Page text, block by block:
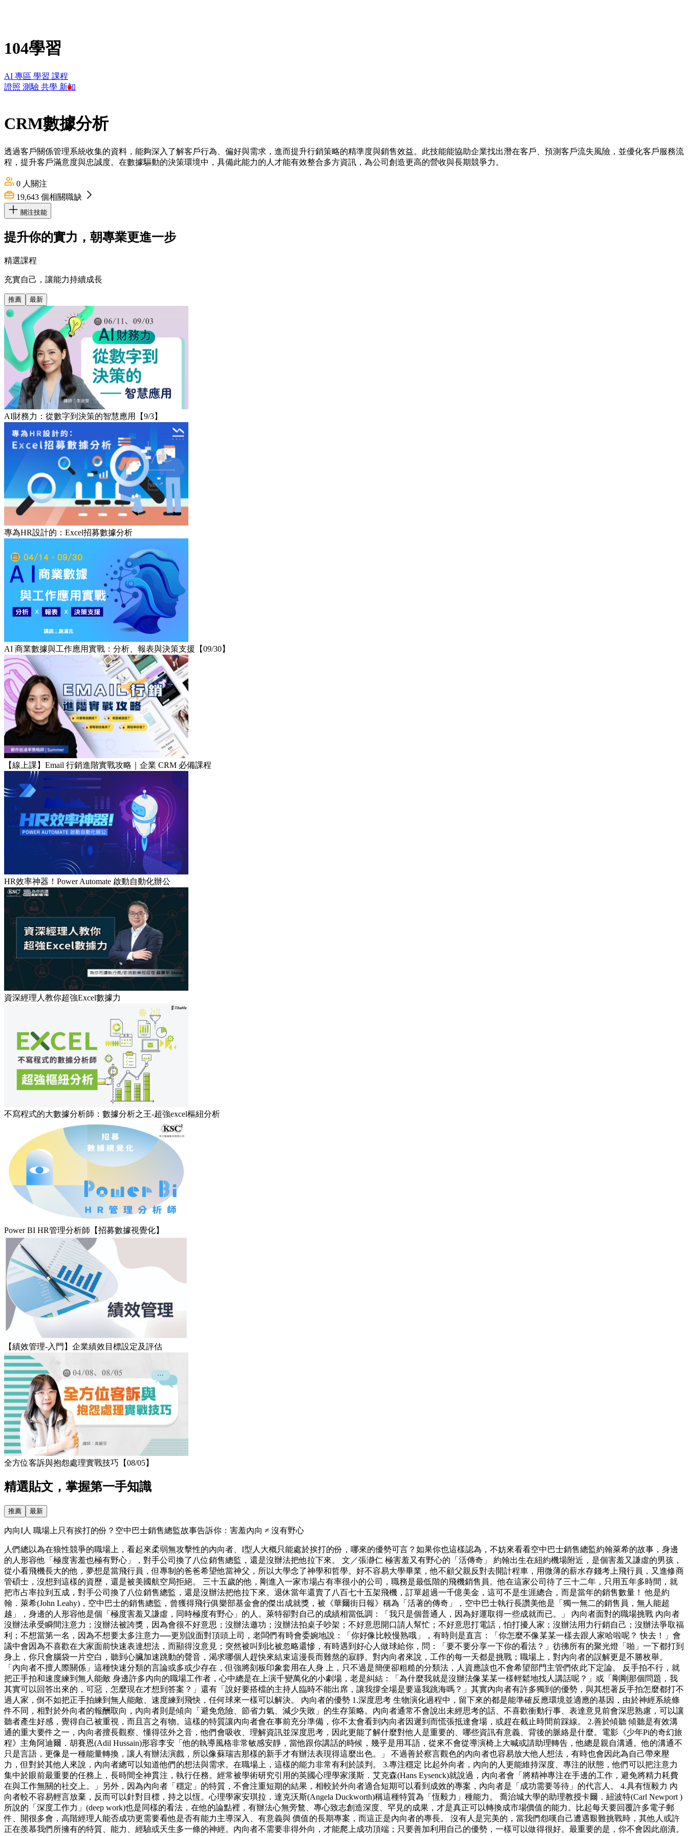
104學習
AI 專區 學習 課程
證照 測驗 共學 新知
CRM數據分析
透過客戶關係管理系統收集的資料，能夠深入了解客戶行為、偏好與需求，進而提升行銷策略的精準度與銷售效益。此技能能協助企業找出潛在客戶、預測客戶流失風險，並優化客戶服務流
程，提升客戶滿意度與忠誠度。在數據驅動的決策環境中，具備此能力的人才能有效整合多方資訊，為公司創造更高的營收與長期競爭力。
0 人關注
19,643 個相關職缺
關注技能
提升你的實力，朝專業更進一步
精選課程
充實自己，讓能力持續成長
推薦 最新
AI財務力：從數字到決策的智慧應用【9/3】
專為HR設計的：Excel招募數據分析
AI 商業數據與工作應用實戰：分析、報表與決策支援【09/30】
【線上課】Email 行銷進階實戰攻略｜企業 CRM 必備課程
HR效率神器！Power Automate 啟動自動化辦公
資深經理人教你超強Excel數據力
不寫程式的大數據分析師：數據分析之王-超強excel樞紐分析
Power BI HR管理分析師【招募數據視覺化】
【績效管理-入門】企業績效目標設定及評估
全方位客訴與抱怨處理實戰技巧【08/05】
精選貼文，掌握第一手知識
推薦 最新
內向I人 職場上只有挨打的份？空中巴士銷售總監故事告訴你：害羞內向 ≠ 沒有野心
人們總以為在狼性競爭的職場上，看起來柔弱無攻擊性的內向者、I型人大概只能處於挨打的份，哪來的優勢可言？如果你也這樣認為，不妨來看看空中巴士銷售總監約翰萊希的故事，身邊
的人形容他「極度害羞也極有野心」，對手公司換了八位銷售總監，還是沒辦法把他拉下來。 文／張瀞仁 極害羞又有野心的「活傳奇」 約翰出生在紐約機場附近，是個害羞又謙虛的男孩，
從小看飛機長大的他，夢想是當飛行員，但專制的爸爸希望他當神父，所以大學念了神學和哲學。好不容易大學畢業，他不顧父親反對去開計程車，用微薄的薪水存錢考上飛行員，又進修商
管碩士，沒想到這樣的資歷，還是被美國航空局拒絕。 三十五歲的他，剛進入一家市場占有率很小的公司，職務是最低階的飛機銷售員。他在這家公司待了三十二年，只用五年多時間，就
把市占率拉到五成，對手公司換了八位銷售總監，還是沒辦法把他拉下來。退休當年還賣了八百七十五架飛機，訂單超過一千億美金，這可不是生涯總合，而是當年的銷售數量！ 他是約
翰．萊希(John Leahy)，空中巴士的銷售總監，曾獲得飛行俱樂部基金會的傑出成就獎，被《華爾街日報》稱為「活著的傳奇」，空中巴士執行長讚美他是「獨一無二的銷售員，無人能超
越」，身邊的人形容他是個「極度害羞又謙虛，同時極度有野心」的人。萊特卻對自己的成績相當低調：「我只是個普通人，因為好運取得一些成就而已。」 內向者面對的職場挑戰 內向者
沒辦法承受瞬間注意力；沒辦法被誇獎，因為會很不好意思；沒辦法邀功；沒辦法拍桌子吵架；不好意思開口請人幫忙；不好意思打電話，怕打擾人家；沒辦法用力行銷自己；沒辦法爭取福
利；不想當第一名，因為不想要太多注意力──更別說面對頂頭上司，老闆們有時會委婉地說：「你好像比較慢熟哦」，有時則是直言：「你怎麼不像某某一樣去跟人家哈啦呢？ 快去！」會
議中會因為不喜歡在大家面前快速表達想法，而顯得沒意見；突然被叫到比被忽略還慘，有時遇到好心人做球給你，問：「要不要分享一下你的看法？」彷彿所有的聚光燈「啪」一下都打到
身上，你只會腦袋一片空白，聽到心臟加速跳動的聲音，渴求哪個人趕快來結束這漫長而難熬的寂靜。對內向者來說，工作的每一天都是挑戰；職場上，對內向者的誤解更是不勝枚舉。
「內向者不擅人際關係」這種快速分類的言論或多或少存在，但強將刻板印象套用在人身 上，只不過是簡便卻粗糙的分類法，人資應該也不會希望部門主管們依此下定論。 反手拍不行，就
把正手拍和速度練到無人能敵 身邊許多內向的職場工作者，心中總是在上演千變萬化的小劇場，老是糾結：「為什麼我就是沒辦法像某某一樣輕鬆地找人講話呢？」或「剛剛那個問題，我
其實可以回答出來的，可惡，怎麼現在才想到答案？」還有「說好要搭檔的主持人臨時不能出席，讓我撐全場是要逼我跳海嗎？」其實內向者有許多獨到的優勢，與其想著反手拍怎麼都打不
過人家，倒不如把正手拍練到無人能敵、速度練到飛快，任何球來一樣可以解決。 內向者的優勢 1.深度思考 生物演化過程中，留下來的都是能準確反應環境並適應的基因，由於神經系統條
件不同，相對於外向者的報酬取向，內向者則是傾向「避免危險、節省力氣、減少失敗」的生存策略。內向者通常不會說出未經思考的話、不喜歡衝動行事、表達意見前會深思熟慮，可以讓
聽者產生好感，覺得自己被重視，而且言之有物。這樣的特質讓內向者會在事前充分準備，你不太會看到內向者因遲到而慌張抵達會場，或趕在截止時間前踩線。 2.善於傾聽 傾聽是有效溝
通的重大要件之一，內向者擅長觀察、懂得弦外之音，他們會吸收、理解資訊並深度思考，因此更能了解什麼對他人是重要的、哪些資訊有意義、背後的脈絡是什麼。電影《少年Pi的奇幻旅
程》主角阿迪爾．胡賽恩(Adil Hussain)形容李安「他的執導風格非常敏感安靜，當他跟你講話的時候，幾乎是用耳語，從來不會從導演椅上大喊或請助理轉告，他總是親自溝通。他的溝通不
只是言語，更像是一種能量轉換，讓人有辦法演戲，所以像蘇瑞吉那樣的新手才有辦法表現得這麼出色。」 不過善於察言觀色的內向者也容易放大他人想法，有時也會因此為自己帶來壓
力，但對於其他人來說，內向者總可以知道他們的想法與需求。在職場上，這樣的能力非常有利於談判。 3.專注穩定 比起外向者，內向的人更能維持深度、專注的狀態，他們可以把注意力
集中於眼前最重要的任務上，長時間全神貫注，執行任務。經常被學術研究引用的英國心理學家漢斯．艾克森(Hans Eysenck)就說過，內向者會「將精神專注在手邊的工作，避免將精力耗費
在與工作無關的社交上。」另外，因為內向者「穩定」的特質，不會注重短期的結果，相較於外向者適合短期可以看到成效的專案，內向者是「成功需要等待」的代言人。 4.具有恆毅力 內
向者較不容易輕言放棄，反而可以針對目標，持之以恆。心理學家安琪拉．達克沃斯(Angela Duckworth)稱這種特質為「恆毅力」種能力。 喬治城大學的助理教授卡爾．紐波特(Carl Newport )
所說的「深度工作力」(deep work)也是同樣的看法，在他的論點裡，有辦法心無旁鶩、專心致志創造深度、罕見的成果，才是真正可以轉換成市場價值的能力。比起每天要回覆許多電子郵
件、開很多會，高階經理人能否成功更需要看他是否有能力主導深入、有意義與 價值的長期專案，而這正是內向者的專長。 沒有人是完美的，當我們怨嘆自己遭遇艱難挑戰時，其他人或許
正在羨慕我們所擁有的特質、能力、經驗或天生多一條的神經。內向者不需要非得外向，才能爬上成功頂端；只要善加利用自己的優勢，一樣可以做得很好。最重要的是，你不會因此崩潰。